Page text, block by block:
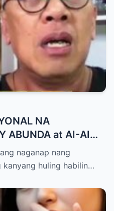
NA
ABUNDA at AI-AI
ng Queen of
sa Buong Bayan —
na!
naganap nang
kanyang huling habilin…